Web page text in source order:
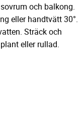
och balkong.
eller handtvätt 30°.
Sträck och
eller rullad.